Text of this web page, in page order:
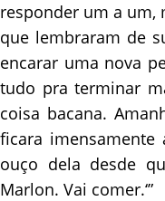
responder um a um,
que lembraram de
encarar uma nova
tudo pra terminar
coisa bacana.
ficara
ouço dela desde
Marlon. Vai comer.‘”